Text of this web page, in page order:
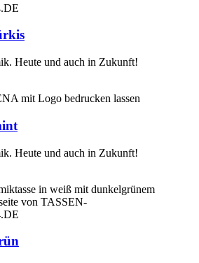
Heute und auch in Zukunft!
Heute und auch in Zukunft!